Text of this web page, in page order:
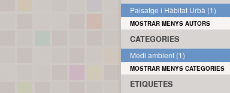
Paisatge i Hàbitat Urbà (1)
MOSTRAR MENYS AUTORS
CATEGORIES
Medi ambient (1)
MOSTRAR MENYS CATEGORIES
ETIQUETES